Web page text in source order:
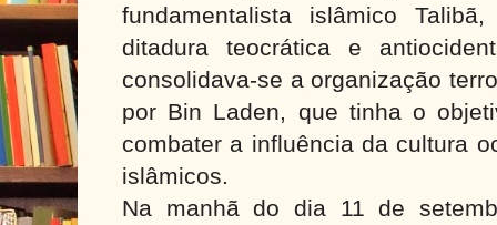
fundamentalista islâmico
ditadura teocrática e
consolidava-se a organização
por Bin Laden, que tinha o
combater a influência da cultura
islâmicos.
Na manhã do dia 11 de